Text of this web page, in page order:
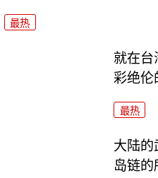
最热
就在台
彩绝伦
最热
大陆的
岛链的